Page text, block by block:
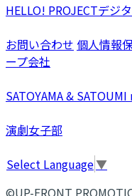
HELLO! PROJECTデジ
お問い合わせ 個人情報
ープ会社
SATOYAMA &
演劇女子部
Select Language▼
©UP-FRONT